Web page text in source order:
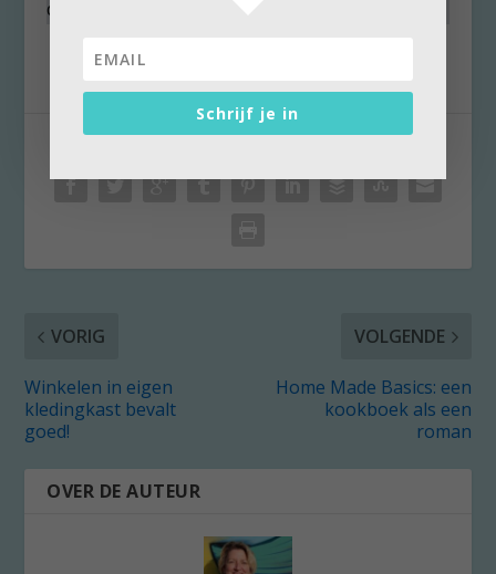
dochter bleek mee te doen.
VORIG
Winkelen in eigen
kledingkast bevalt
goed!
VOLGENDE
Home Made Basics: een
kookboek als een
roman
OVER DE AUTEUR
Schrijf je in